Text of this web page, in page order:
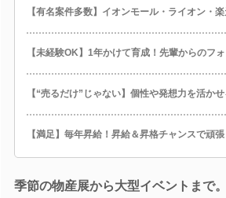
【有名案件多数】イオンモール・ライオン・
【未経験OK】1年かけて育成！先輩からのフ
【“売るだけ”じゃない】個性や発想力を活か
【満足】毎年昇給！昇給＆昇格チャンスで頑
季節の物産展から大型イベントまで